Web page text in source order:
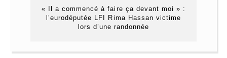
« Il a commencé à faire ça devant moi » :
l’eurodéputée LFI Rima Hassan victime
lors d’une randonnée